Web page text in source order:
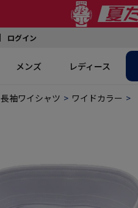
ログイン
メンズ レディース
長袖ワイシャツ ワイドカラー